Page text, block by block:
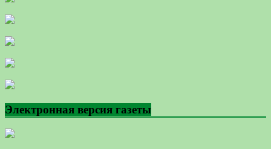
Электронная версия газеты